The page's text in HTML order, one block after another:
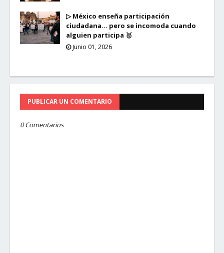
▷ México enseña participación
ciudadana… pero se incomoda cuando
alguien participa 🥇
Junio 01, 2026
PUBLICAR UN COMENTARIO
0 Comentarios